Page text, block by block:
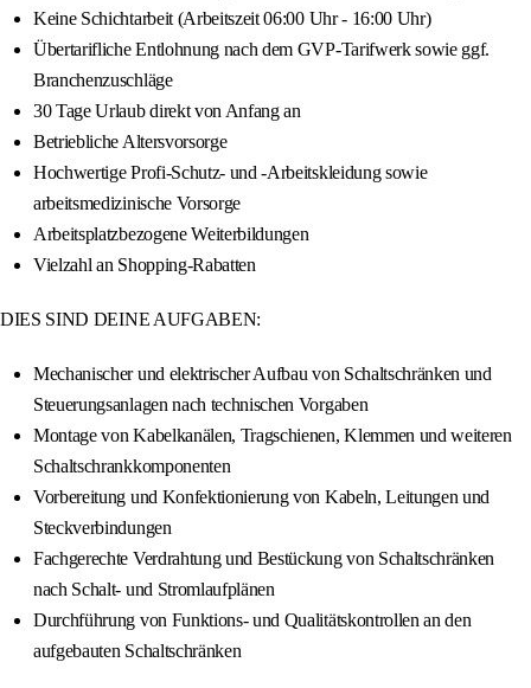
Keine Schichtarbeit (Arbeitszeit 06:00 Uhr - 16:00 Uhr)
Übertarifliche Entlohnung nach dem GVP-Tarifwerk sowie ggf.
Branchenzuschläge
30 Tage Urlaub direkt von Anfang an
Betriebliche Altersvorsorge
Hochwertige Profi-Schutz- und -Arbeitskleidung sowie
arbeitsmedizinische Vorsorge
Arbeitsplatzbezogene Weiterbildungen
Vielzahl an Shopping-Rabatten
DIES SIND DEINE AUFGABEN:
Mechanischer und elektrischer Aufbau von Schaltschränken und
Steuerungsanlagen nach technischen Vorgaben
Montage von Kabelkanälen, Tragschienen, Klemmen und weiteren
Schaltschrankkomponenten
Vorbereitung und Konfektionierung von Kabeln, Leitungen und
Steckverbindungen
Fachgerechte Verdrahtung und Bestückung von Schaltschränken
nach Schalt- und Stromlaufplänen
Durchführung von Funktions- und Qualitätskontrollen an den
aufgebauten Schaltschränken